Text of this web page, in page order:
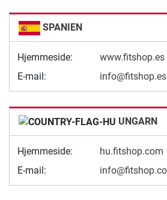
SPANIEN
Hjemmeside:
www.fitshop.es
E-mail:
info@fitshop.es
UNGARN
Hjemmeside:
hu.fitshop.com
E-mail: